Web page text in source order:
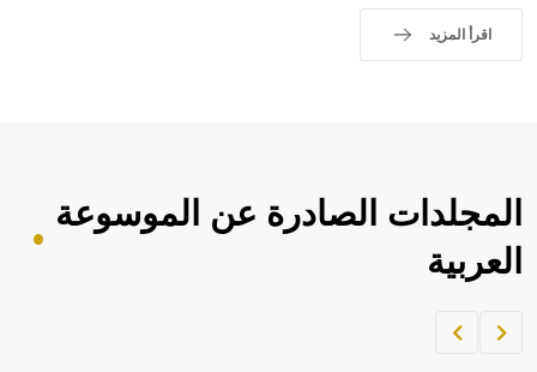
اقرأ المزيد
المجلدات الصادرة عن الموسوعة
العربية